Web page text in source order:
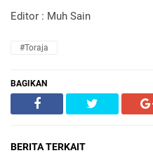
Editor : Muh Sain
#Toraja
BAGIKAN
BERITA TERKAIT